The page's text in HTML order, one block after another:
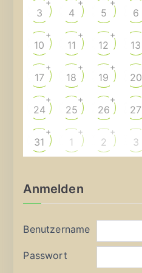
3
+
4
+
5
+
6
10
+
11
+
12
+
13
17
+
18
+
19
+
20
24
+
25
+
26
+
27
31
+
1
+
2
+
3
Anmelden
Benutzername
Passwort